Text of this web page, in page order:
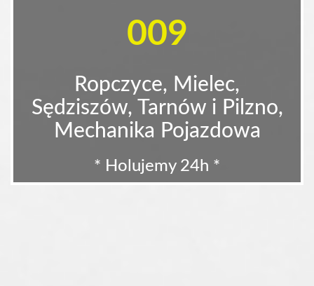
009
Ropczyce, Mielec,
Sędziszów, Tarnów i Pilzno,
Mechanika Pojazdowa
* Holujemy 24h *